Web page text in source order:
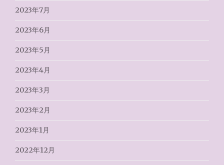
2023年7月
2023年6月
2023年5月
2023年4月
2023年3月
2023年2月
2023年1月
2022年12月